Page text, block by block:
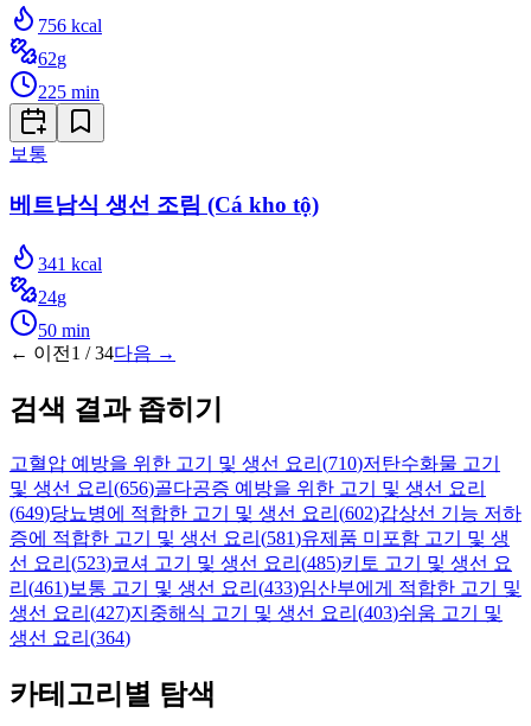
756 kcal
62g
225 min
보통
베트남식 생선 조림 (Cá kho tộ)
341 kcal
24g
50 min
← 이전 1 /34다음 →
검색 결과 좁히기
고혈압 예방을 위한 고기 및 생선 요리 (710)저탄수화물 고기
및 생선 요리 (656)골다공증 예방을 위한 고기 및 생선 요리
(649)당뇨병에 적합한 고기 및 생선 요리 (602)갑상선 기능 저하
증에 적합한 고기 및 생선 요리 (581)유제품 미포함 고기 및 생
선 요리 (523)코셔 고기 및 생선 요리 (485)키토 고기 및 생선 요
리 (461)보통 고기 및 생선 요리 (433)임산부에게 적합한 고기 및
생선 요리 (427)지중해식 고기 및 생선 요리 (403)쉬움 고기 및
생선 요리 (364)
카테고리별 탐색